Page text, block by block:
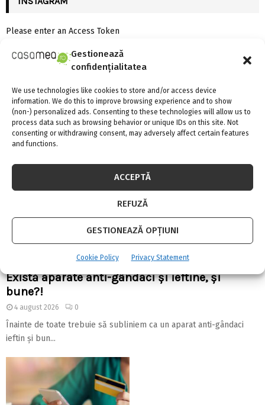
Gestionează
confidențialitatea
We use technologies like cookies to store and/or access device
information. We do this to improve browsing experience and to show
(non-) personalized ads. Consenting to these technologies will allow us to
process data such as browsing behavior or unique IDs on this site. Not
consenting or withdrawing consent, may adversely affect certain features
and functions.
ACCEPTĂ
REFUZĂ
GESTIONEAZĂ OPȚIUNI
Cookie Policy Privacy Statement
Please enter an Access Token
CELE MAI CITITE
Există aparate anti-gândaci și ieftine, și
bune?!
4 august 2026 0
Înainte de toate trebuie să subliniem ca un aparat anti-gândaci
ieftin și bun...